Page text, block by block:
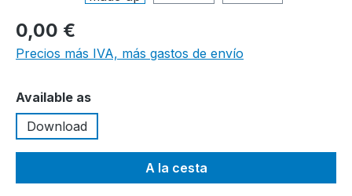
0,00 €
Precios más IVA, más gastos de envío
Seleccione
Available as
Download
A la cesta